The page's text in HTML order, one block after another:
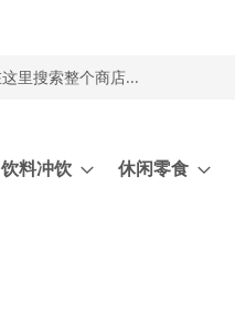
饮料冲饮 休闲零食